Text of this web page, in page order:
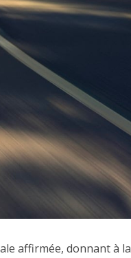
affirmée, donnant à la